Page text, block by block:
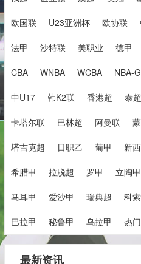
欧国联 U23亚洲杯 欧协联
法甲 沙特联 美职业 德甲
CBA WNBA WCBA NBA-G
中U17 韩K2联 香港超 泰超
卡塔尔联 巴林超 阿曼联
塔吉克超 日职乙 葡甲 新
希腊甲 拉脱超 罗甲 立陶甲
马耳甲 爱沙甲 瑞典超 科
巴拉甲 秘鲁甲 乌拉甲 热
最新资讯